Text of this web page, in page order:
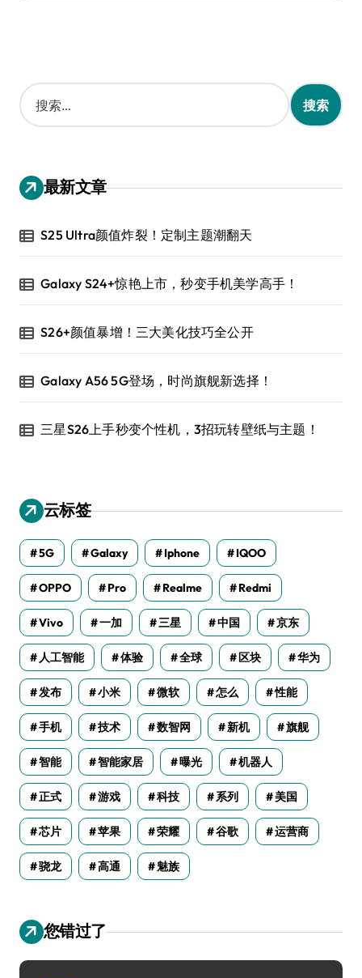
搜
索
：
最新文章
S25 Ultra颜值炸裂！定制主题潮翻天
Galaxy S24+惊艳上市，秒变手机美学高手！
S26+颜值暴增！三大美化技巧全公开
Galaxy A56 5G登场，时尚旗舰新选择！
三星S26上手秒变个性机，3招玩转壁纸与主题！
云标签
5G Galaxy Iphone IQOO
OPPO Pro Realme Redmi
Vivo 一加 三星 中国 京东
人工智能 体验 全球 区块 华为
发布 小米 微软 怎么 性能
手机 技术 数智网 新机 旗舰
智能 智能家居 曝光 机器人
正式 游戏 科技 系列 美国
芯片 苹果 荣耀 谷歌 运营商
骁龙 高通 魅族
您错过了